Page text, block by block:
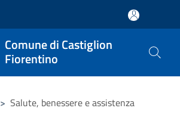
Comune di Castiglion
Fiorentino
> Salute, benessere e assistenza